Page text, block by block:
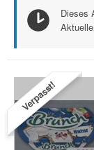
Dieses
Verpasst!